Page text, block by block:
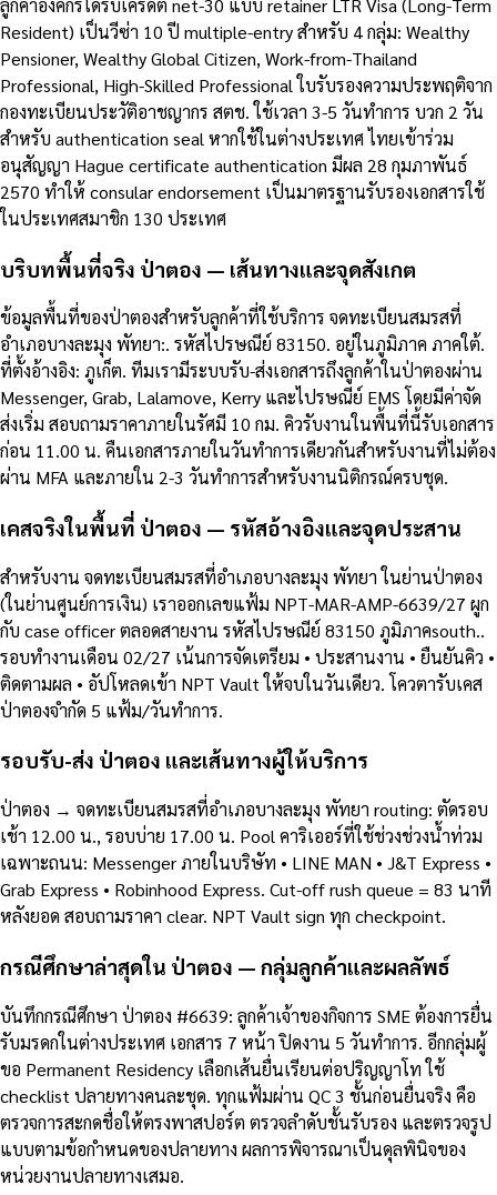
ลูกค้าองค์กรได้รับเครดิต net-30 แบบ retainer LTR Visa (Long-Term
Resident) เป็นวีซ่า 10 ปี multiple-entry สำหรับ 4 กลุ่ม: Wealthy
Pensioner, Wealthy Global Citizen, Work-from-Thailand
Professional, High-Skilled Professional ใบรับรองความประพฤติจาก
กองทะเบียนประวัติอาชญากร สตช. ใช้เวลา 3-5 วันทำการ บวก 2 วัน
สำหรับ authentication seal หากใช้ในต่างประเทศ ไทยเข้าร่วม
อนุสัญญา Hague certificate authentication มีผล 28 กุมภาพันธ์
2570 ทำให้ consular endorsement เป็นมาตรฐานรับรองเอกสารใช้
ในประเทศสมาชิก 130 ประเทศ
บริบทพื้นที่จริง ป่าตอง — เส้นทางและจุดสังเกต
ข้อมูลพื้นที่ของป่าตองสำหรับลูกค้าที่ใช้บริการ จดทะเบียนสมรสที่
อำเภอบางละมุง พัทยา:. รหัสไปรษณีย์ 83150. อยู่ในภูมิภาค ภาคใต้.
ที่ตั้งอ้างอิง: ภูเก็ต. ทีมเรามีระบบรับ-ส่งเอกสารถึงลูกค้าในป่าตองผ่าน
Messenger, Grab, Lalamove, Kerry และไปรษณีย์ EMS โดยมีค่าจัด
ส่งเริ่ม สอบถามราคาภายในรัศมี 10 กม. คิวรับงานในพื้นที่นี้รับเอกสาร
ก่อน 11.00 น. คืนเอกสารภายในวันทำการเดียวกันสำหรับงานที่ไม่ต้อง
ผ่าน MFA และภายใน 2-3 วันทำการสำหรับงานนิติกรณ์ครบชุด.
เคสจริงในพื้นที่ ป่าตอง — รหัสอ้างอิงและจุดประสาน
สำหรับงาน จดทะเบียนสมรสที่อำเภอบางละมุง พัทยา ในย่านป่าตอง
(ในย่านศูนย์การเงิน) เราออกเลขแฟ้ม NPT-MAR-AMP-6639/27 ผูก
กับ case officer ตลอดสายงาน รหัสไปรษณีย์ 83150 ภูมิภาคsouth..
รอบทำงานเดือน 02/27 เน้นการจัดเตรียม • ประสานงาน • ยืนยันคิว •
ติดตามผล • อัปโหลดเข้า NPT Vault ให้จบในวันเดียว. โควตารับเคส
ป่าตองจำกัด 5 แฟ้ม/วันทำการ.
รอบรับ-ส่ง ป่าตอง และเส้นทางผู้ให้บริการ
ป่าตอง → จดทะเบียนสมรสที่อำเภอบางละมุง พัทยา routing: ตัดรอบ
เช้า 12.00 น., รอบบ่าย 17.00 น. Pool คาริเออร์ที่ใช้ช่วงช่วงน้ำท่วม
เฉพาะถนน: Messenger ภายในบริษัท • LINE MAN • J&T Express •
Grab Express • Robinhood Express. Cut-off rush queue = 83 นาที
หลังยอด สอบถามราคา clear. NPT Vault sign ทุก checkpoint.
กรณีศึกษาล่าสุดใน ป่าตอง — กลุ่มลูกค้าและผลลัพธ์
บันทึกกรณีศึกษา ป่าตอง #6639: ลูกค้าเจ้าของกิจการ SME ต้องการยื่น
รับมรดกในต่างประเทศ เอกสาร 7 หน้า ปิดงาน 5 วันทำการ. อีกกลุ่มผู้
ขอ Permanent Residency เลือกเส้นยื่นเรียนต่อปริญญาโท ใช้
checklist ปลายทางคนละชุด. ทุกแฟ้มผ่าน QC 3 ชั้นก่อนยื่นจริง คือ
ตรวจการสะกดชื่อให้ตรงพาสปอร์ต ตรวจลำดับชั้นรับรอง และตรวจรูป
แบบตามข้อกำหนดของปลายทาง ผลการพิจารณาเป็นดุลพินิจของ
หน่วยงานปลายทางเสมอ.